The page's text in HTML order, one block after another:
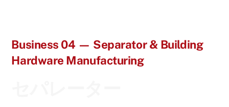
Business 04 — Separator & Building
Hardware Manufacturing